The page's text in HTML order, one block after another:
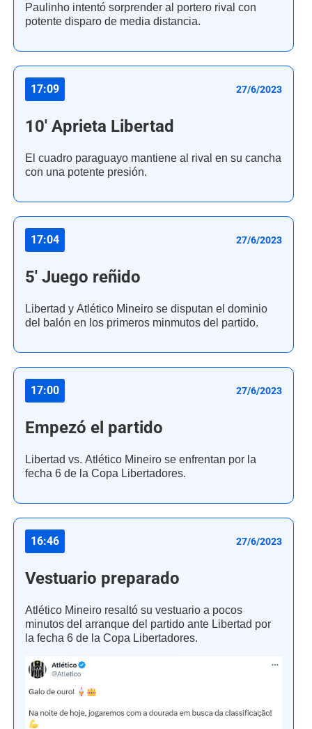
Paulinho intentó sorprender al portero rival con
potente disparo de media distancia.
17:09 27/6/2023
10' Aprieta Libertad
El cuadro paraguayo mantiene al rival en su cancha
con una potente presión.
17:04 27/6/2023
5' Juego reñido
Libertad y Atlético Mineiro se disputan el dominio
del balón en los primeros minmutos del partido.
17:00 27/6/2023
Empezó el partido
Libertad vs. Atlético Mineiro se enfrentan por la
fecha 6 de la Copa Libertadores.
16:46 27/6/2023
Vestuario preparado
Atlético Mineiro resaltó su vestuario a pocos
minutos del arranque del partido ante Libertad por
la fecha 6 de la Copa Libertadores.